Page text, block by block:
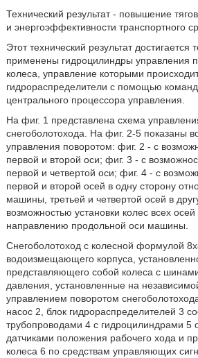
Технический результат - повышение
и энергоэффективности транспортного
Этот технический результат
применены гидроцилиндры управления
колеса, управление которыми
гидрораспределители с помощью
центрального процессора управления.
На фиг. 1 представлена схема
снегоболотохода. На фиг. 2-5 показаны
управления поворотом: фиг. 2 - с
первой и второй оси; фиг. 3 - с
первой и четвертой оси; фиг. 4 - с
первой и второй осей в одну сторону
машины, третьей и четвертой осей в
возможностью установки колес всех
направлению продольной оси машины.
Снегоболотоход с колесной формулой
водоизмещающего корпуса,
представляющего собой колеса с
давления, установленные на
управлением поворотом
насос 2, блок гидрораспределителей 3
трубопроводами 4 с гидроцилиндрами
датчиками положения рабочего хода и
колеса 6 по средствам управляющих